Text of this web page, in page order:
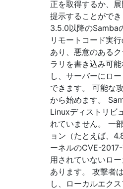
正を取得するか、
提示することがで
3.5.0以降のSamba
リモートコード実
あり、悪意のある
ラリを書き込み可
し、サーバーにロ
できます。 可能な
から始めます。
Linuxディストリビ
れていません。 一
ョン（たとえば、
ーネルのCVE-
用されていないロ
あります。 攻撃者
し、ローカルエク